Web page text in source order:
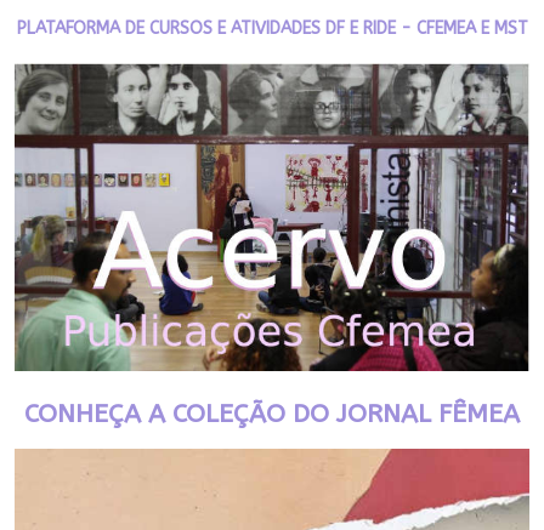
PLATAFORMA DE CURSOS E ATIVIDADES DF E RIDE - CFEMEA E MST
CONHEÇA A COLEÇÃO DO JORNAL FÊMEA